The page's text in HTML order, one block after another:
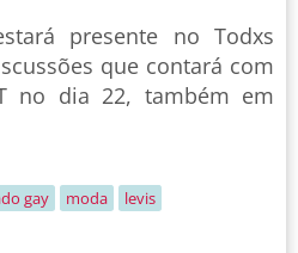
presente no Todxs
que contará com
no dia 22, também em
gay moda levis